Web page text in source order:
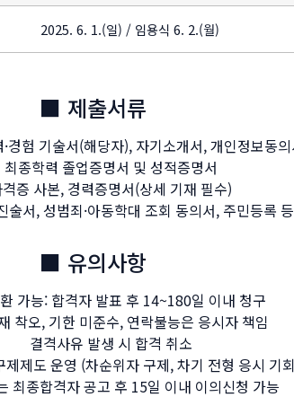
2025. 6. 1.(일) / 임용식 6. 2.(월)
■ 제출서류
경험 기술서(해당자), 자기소개서, 개인정보동의
최종학력 졸업증명서 및 성적증명서
증 사본, 경력증명서(상세 기재 필수)
서, 성범죄·아동학대 조회 동의서, 주민등록
■ 유의사항
가능: 합격자 발표 후 14~180일 이내 청구
착오, 기한 미준수, 연락불능은 응시자 책임
결격사유 발생 시 합격 취소
제제도 운영 (차순위자 구제, 차기 전형 응시 기
최종합격자 공고 후 15일 이내 이의신청 가능